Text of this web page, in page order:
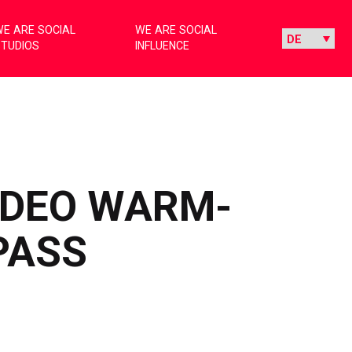
ARE SOCIAL
WE ARE SOCIAL
INFLUENCE
WARM-